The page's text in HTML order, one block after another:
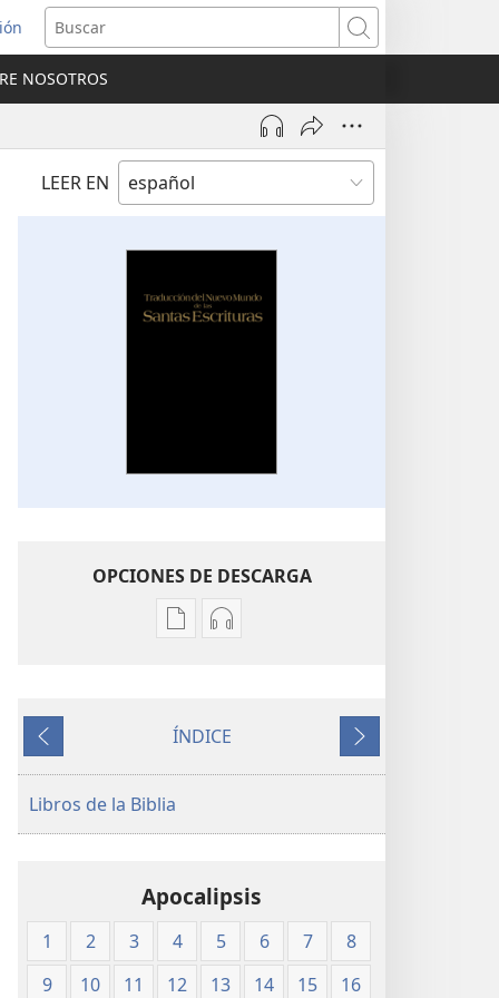
Buscar
NOSOTROS
LEER EN
OPCIONES DE DESCARGA
Opciones
publicaciones
las
Santas
Escrituras
(edición
Opciones
audio
las
Santas
Escrituras
(edición
Anterior
ÍNDICE
Siguiente
Libros de la Biblia
Apocalipsis
1 2 3 4 5 6 7
8
9
10 11 12 13 14 15
16